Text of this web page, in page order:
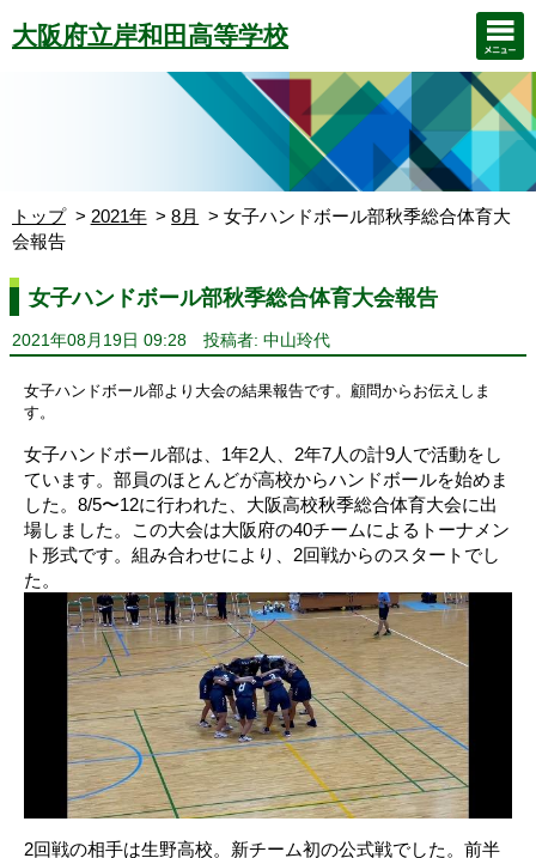
大阪府立岸和田高等学校
トップ 2021年 8月
女子ハンドボール部秋季総合体育大
会報告
女子ハンドボール部秋季総合体育大会報告
2021年08月19日 09:28 投稿者: 中山玲代
女子ハンドボール部より大会の結果報告です。顧問からお伝えしま
す。
女子ハンドボール部は、1年2人、2年7人の計9人で活動をし
ています。部員のほとんどが高校からハンドボールを始めま
した。8/5〜12に行われた、大阪高校秋季総合体育大会に出
場しました。この大会は大阪府の40チームによるトーナメン
ト形式です。組み合わせにより、2回戦からのスタートでし
た。
2回戦の相手は生野高校。新チーム初の公式戦でした。前半